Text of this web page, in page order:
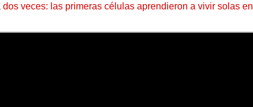
veces: las primeras células aprendieron a vivir solas en